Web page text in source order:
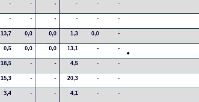
- - - - - -
- - - - - -
13,7 0,0 0,0 1,3 0,0 -
0,5 0,0 0,0 13,1 - -
18,5 - - 4,5 - -
15,3 - - 20,3 - -
3,4 - - 4,1 - -